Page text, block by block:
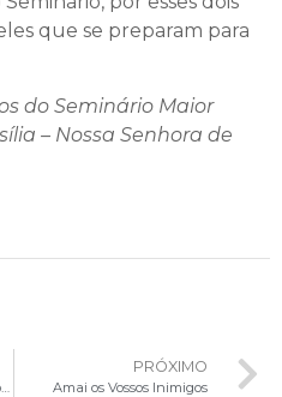
que se preparam para
do Seminário Maior
– Nossa Senhora de
Pascoms de Brasília se aprofundam nas Narrativas Digitais
PRÓXIMO
Amai os Vossos Inimigos